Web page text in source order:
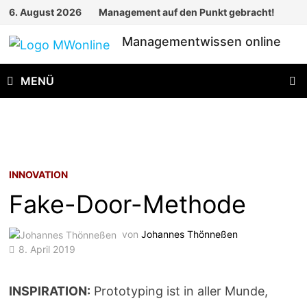
Zum
springen
6. August 2026 Management auf den Punkt gebracht!
Managementwissen online
MENÜ
INNOVATION
Fake-Door-Methode
vonJohannes Thönneßen
8. April 2019
INSPIRATION: Prototyping ist in aller Munde,